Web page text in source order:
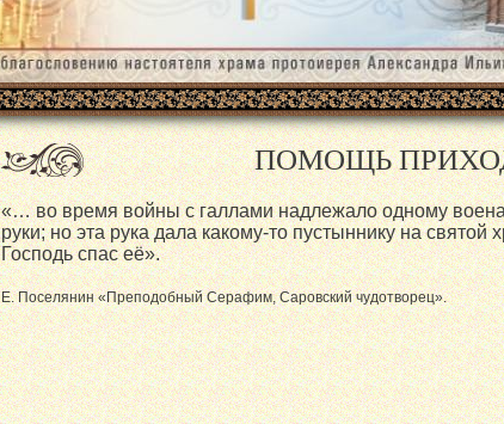
ПОМОЩЬ
«… во время войны с галлами надлежало одному
руки; но эта рука дала какому-то пустыннику на
Господь спас её».
Е. Поселянин «Преподобный Серафим, Саровский чудотворец».